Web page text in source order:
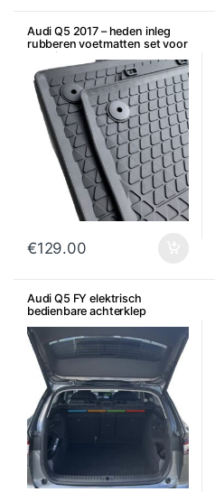
Audi Q5 2017 – heden inleg
rubberen voetmatten set voor
en achter
€129.00
Audi Q5 FY elektrisch
bedienbare achterklep